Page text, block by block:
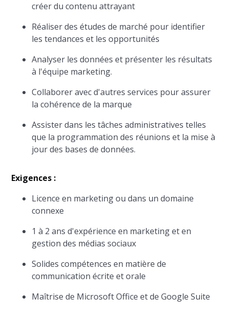
créer du contenu attrayant
Réaliser des études de marché pour identifier
les tendances et les opportunités
Analyser les données et présenter les résultats
à l'équipe marketing.
Collaborer avec d'autres services pour assurer
la cohérence de la marque
Assister dans les tâches administratives telles
que la programmation des réunions et la mise à
jour des bases de données.
Exigences :
Licence en marketing ou dans un domaine
connexe
1 à 2 ans d'expérience en marketing et en
gestion des médias sociaux
Solides compétences en matière de
communication écrite et orale
Maîtrise de Microsoft Office et de Google Suite